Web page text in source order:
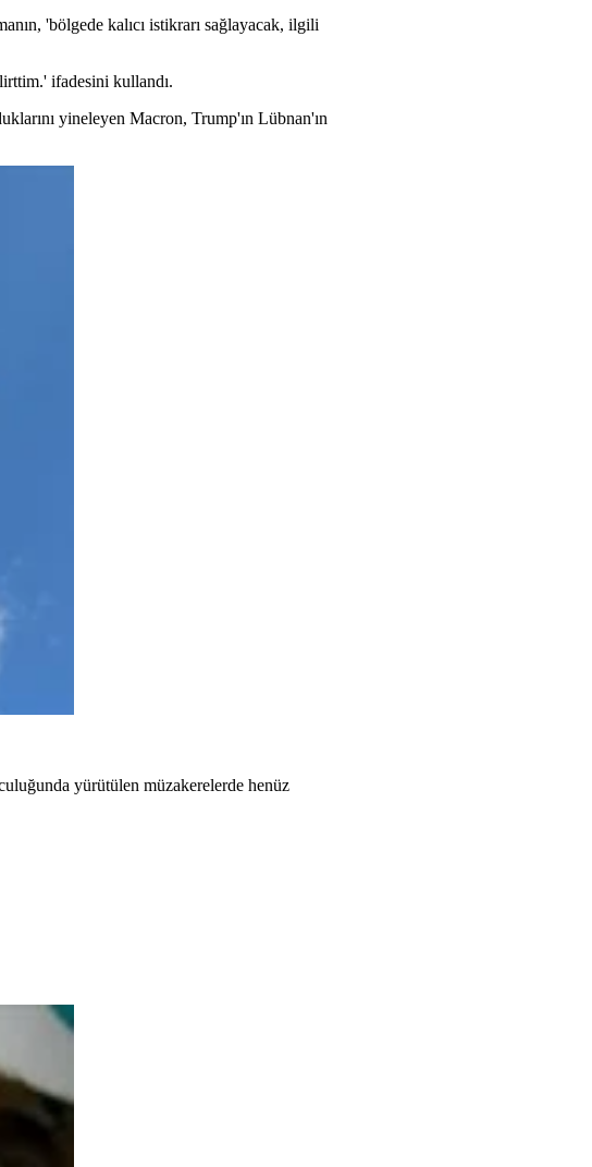
'bölgede kalıcı istikrarı sağlayacak, ilgili
ifadesini kullandı.
yineleyen Macron, Trump'ın Lübnan'ın
yürütülen müzakerelerde henüz